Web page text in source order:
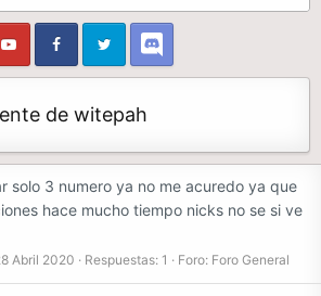
de witepah
solo 3 numero ya no me acuredo ya que
hace mucho tiempo nicks no se si ve
Abril 2020 Respuestas: 1 Foro: Foro General